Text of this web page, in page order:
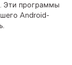
Эти программы
Android-